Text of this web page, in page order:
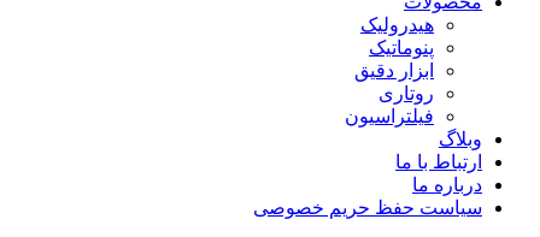
هیدرولیک
پنوماتیک
ابزار دقیق
روتاری
فیلتراسیون
وبلاگ
ارتباط با ما
درباره ما
سیاست حفظ حریم خصوصی